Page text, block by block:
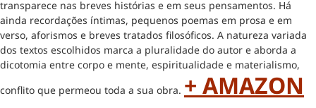
transparece nas breves histórias e em seus pensamentos. Há
ainda recordações íntimas, pequenos poemas em prosa e em
verso, aforismos e breves tratados filosóficos. A natureza variada
dos textos escolhidos marca a pluralidade do autor e aborda a
dicotomia entre corpo e mente, espiritualidade e materialismo,
conflito que permeou toda a sua obra. + AMAZON